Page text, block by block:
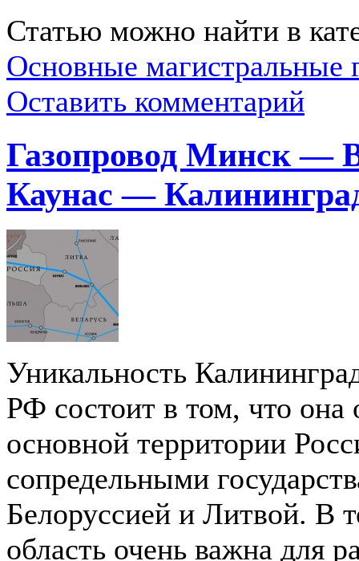
Статью можно найти в
Основные магистральные
Оставить комментарий
Газопровод Минск —
Каунас —
Уникальность
РФ состоит в том, что она
основной территории
сопредельными
Белоруссией и Литвой. В
область очень важна для